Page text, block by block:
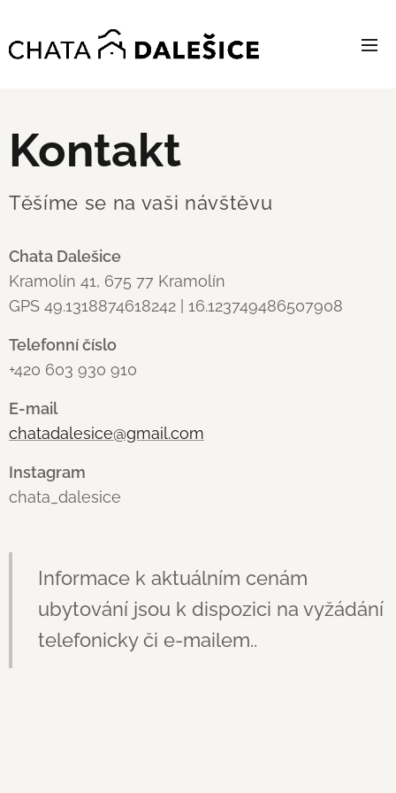
Kontakt
Těšíme se na vaši návštěvu
Chata Dalešice
Kramolín 41, 675 77 Kramolín
GPS 49.1318874618242 | 16.123749486507908
Telefonní číslo
+420 603 930 910
E-mail
chatadalesice@gmail.com
Instagram
chata_dalesice
Informace k aktuálním cenám
ubytování jsou k dispozici na vyžádání
telefonicky či e-mailem..